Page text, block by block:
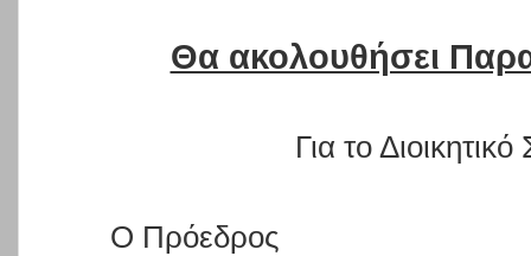
Θα ακολουθήσει
Για το
Ο Πρόεδρος Η